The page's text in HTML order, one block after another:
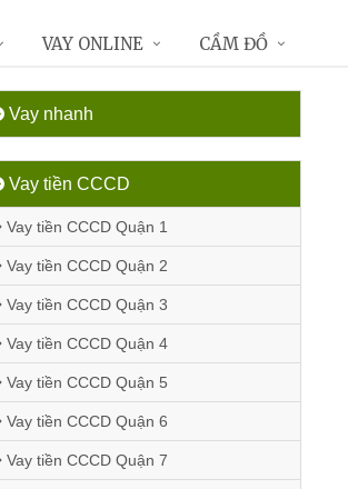
Vay nhanh
Vay tiền CCCD
Vay tiền CCCD Quận 1
Vay tiền CCCD Quận 2
Vay tiền CCCD Quận 3
Vay tiền CCCD Quận 4
Vay tiền CCCD Quận 5
Vay tiền CCCD Quận 6
Vay tiền CCCD Quận 7
VAY ONLINE CẦM ĐỒ